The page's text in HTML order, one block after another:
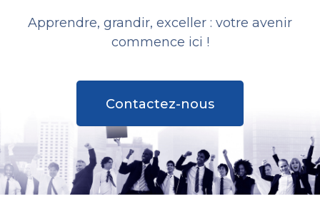
Apprendre, grandir, exceller : votre avenir
commence ici !
Contactez-nous